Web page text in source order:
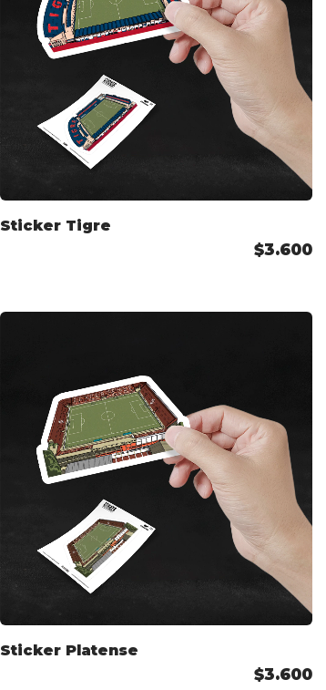
Sticker Tigre
$3.600
Sticker Platense
$3.600